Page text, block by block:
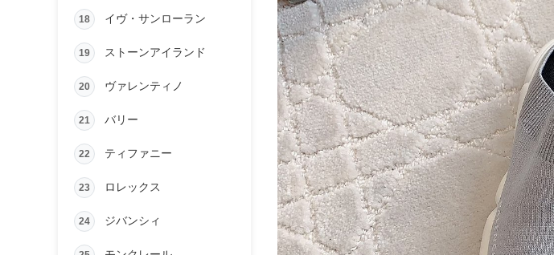
18 イヴ・サンローラン
19 ストーンアイランド
20 ヴァレンティノ
21 バリー
22 ティファニー
23 ロレックス
24 ジバンシィ